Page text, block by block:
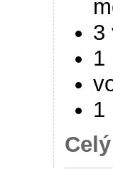
3
1
1